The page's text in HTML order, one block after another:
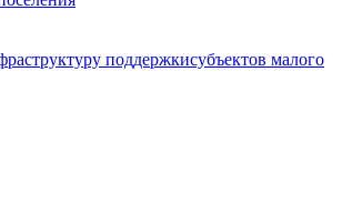
поддержкисубъектов малого